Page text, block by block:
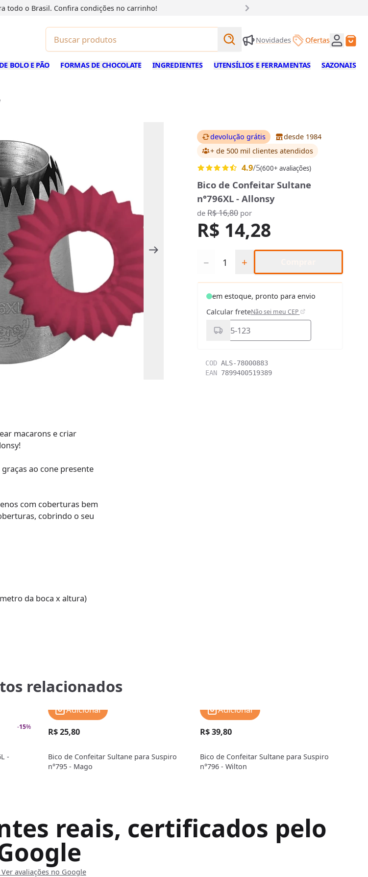
todo o Brasil. Confira condições no carrinho!
Buscar produtos
Buscar
Novidades Ofertas
BOLO E PÃO FORMAS DE CHOCOLATE INGREDIENTES UTENSÍLIOS E FERRAMENTAS SAZONAIS
devolução grátis
desde 1984
+ de 500 mil clientes atendidos
4.9/5(600+ avaliações)
Bico de Confeitar Sultane
n°796XL - Allonsy
deR$ 16,80 por
R$ 14,28
− +
em estoque, pronto para envio
Calcular freteNão sei meu CEP
COD ALS-78000883
EAN 7899400519389
macarons e criar
ao cone presente
com coberturas bem
cobrindo o seu
da boca x altura)
relacionados
-15%
-
R$ 25,80
Bico de Confeitar Sultane para Suspiro
n°795 - Mago
Adicionar
R$ 39,80
Bico de Confeitar Sultane para Suspiro
n°796 - Wilton
Adicionar
reais, certificados pelo
Ver avaliações no Google